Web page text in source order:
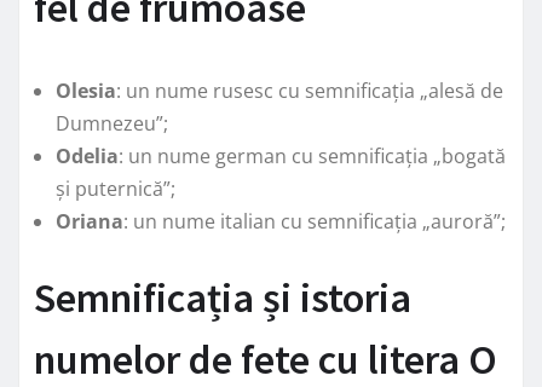
Olesia: un nume rusesc cu semnificația „alesă de
Dumnezeu”;
Odelia: un nume german cu semnificația „bogată
și puternică”;
Oriana: un nume italian cu semnificația „auroră”;
Semnificația și istoria
numelor de fete cu litera O